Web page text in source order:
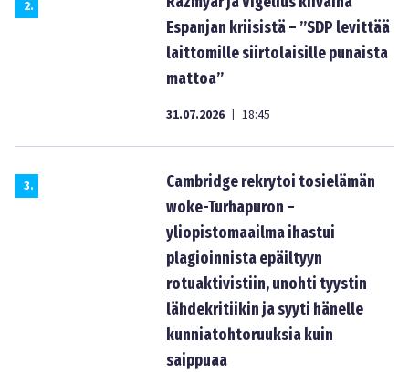
2.
Espanjan kriisistä – ”SDP levittää
laittomille siirtolaisille punaista
mattoa”
31.07.2026 | 18:45
3.
Cambridge rekrytoi tosielämän
woke-Turhapuron –
yliopistomaailma ihastui
plagioinnista epäiltyyn
rotuaktivistiin, unohti tyystin
lähdekritiikin ja syyti hänelle
kunniatohtoruuksia kuin
saippuaa